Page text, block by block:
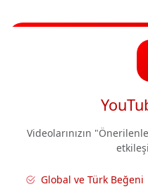
Videolarınızın
Global ve Türk Beğeni